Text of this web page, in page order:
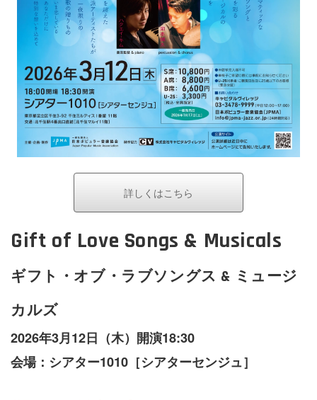
詳しくはこちら
Gift of Love Songs & Musicals
ギフト・オブ・ラブソングス & ミュージ
カルズ
2026年3月12日（木）開演18:30
会場：シアター1010［シアターセンジュ］